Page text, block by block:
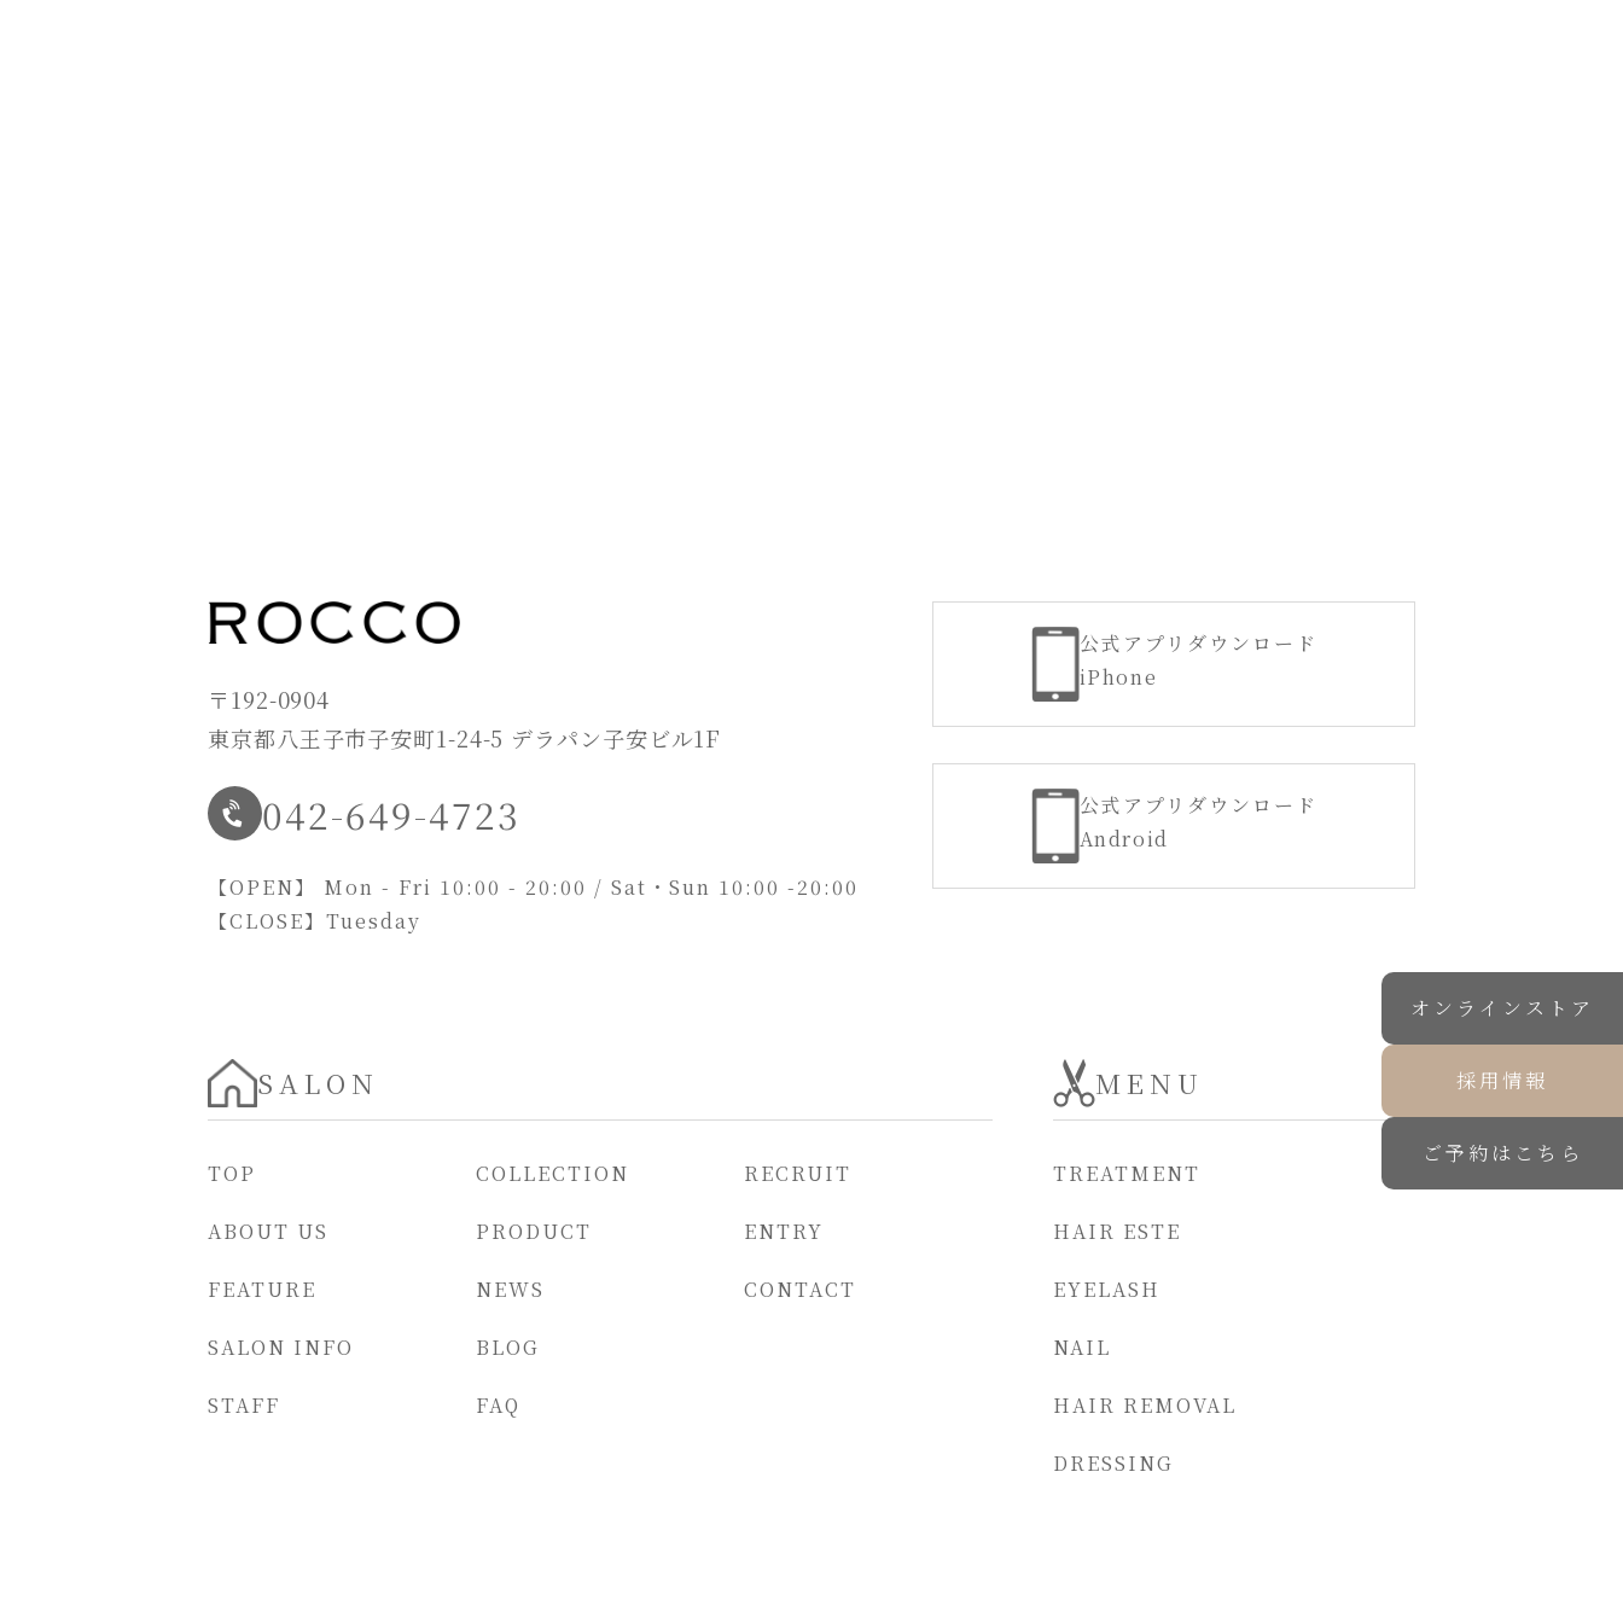
オンラインストア
採用情報
ご予約はこちら
〒192-0904
東京都八王子市子安町1-24-5 デラパン子安ビル1F
042-649-4723
【OPEN】 Mon - Fri 10:00 - 20:00 / Sat・Sun 10:00 -20:00
【CLOSE】 Tuesday
公式アプリダウンロード
iPhone
公式アプリダウンロード
Android
SALON
TOP
ABOUT US
FEATURE
SALON INFO
STAFF
COLLECTION
PRODUCT
NEWS
BLOG
FAQ
RECRUIT
ENTRY
CONTACT
MENU
TREATMENT
HAIR ESTE
EYELASH
NAIL
HAIR REMOVAL
DRESSING